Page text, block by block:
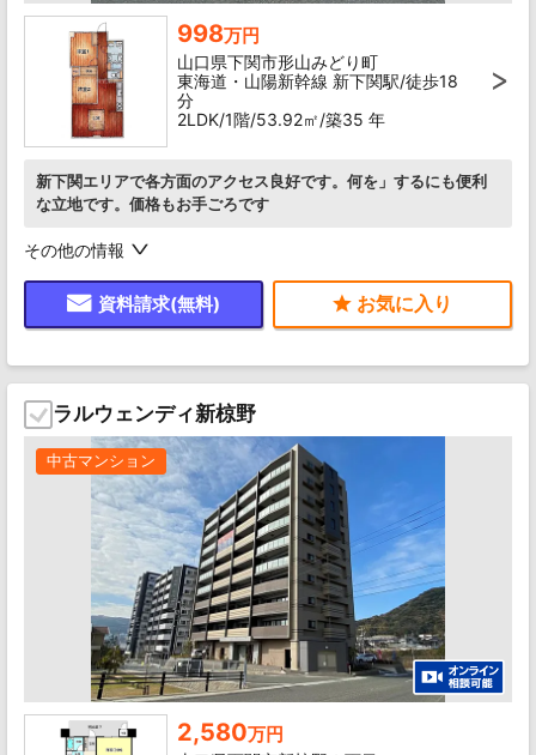
998万円
山口県下関市形山みどり町
東海道・山陽新幹線 新下関駅/徒歩18
分
2LDK/1階/53.92㎡/築35 年
新下関エリアで各方面のアクセス良好です。何を」するにも便利
な立地です。価格もお手ごろです
その他の情報
資料請求(無料)
ラルウェンディ新椋野
中古マンション
2,580万円